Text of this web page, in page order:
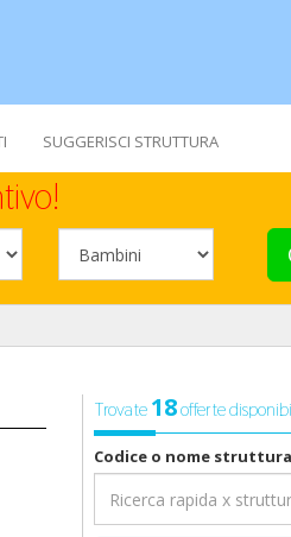
SUGGERISCI STRUTTURA
Trovate18offerte
Codice o nome struttura